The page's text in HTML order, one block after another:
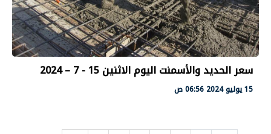
سعر الحديد والأسمنت اليوم الاثنين 15 - 7 – 2024
15 يوليو 2024 06:56 ص